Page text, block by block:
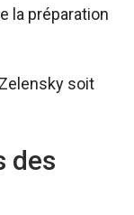
la préparation
soit
des